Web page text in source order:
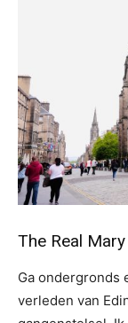
The Real Mary
Ga ondergronds
verleden van